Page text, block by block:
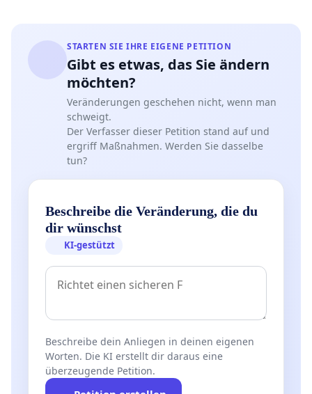
Teilnahme am kulturellen und künstlerischen
STARTEN SIE IHRE EIGENE PETITION
Gibt es etwas, das Sie ändern
möchten?
Veränderungen geschehen nicht, wenn man
schweigt.
Der Verfasser dieser Petition stand auf und
ergriff Maßnahmen. Werden Sie dasselbe
tun?
Beschreibe die Veränderung, die du
dir wünschst
KI-gestützt
Beschreibe dein Anliegen in deinen eigenen
Worten. Die KI erstellt dir daraus eine
überzeugende Petition.